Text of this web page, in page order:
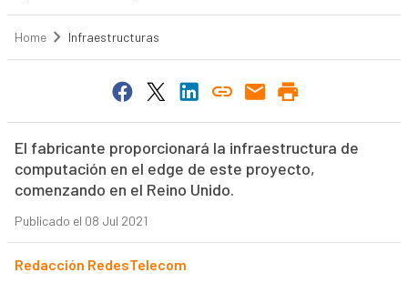
Home Infraestructuras
El fabricante proporcionará la infraestructura de
computación en el edge de este proyecto,
comenzando en el Reino Unido.
Publicado el 08 Jul 2021
Redacción RedesTelecom